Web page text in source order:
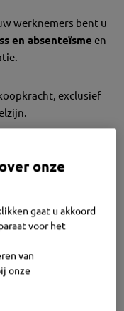
werknemers bent u
en absenteïsme en
exclusief
Sport & Cultuur
onze
gaat u akkoord
voor het
van
onze